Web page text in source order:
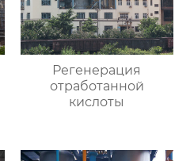
Регенерация
отработанной
кислоты